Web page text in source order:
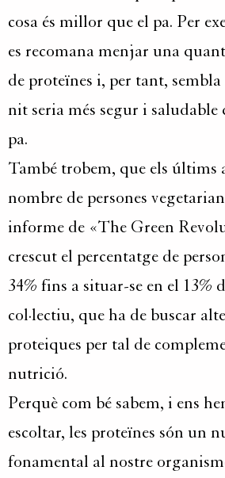
cosa és millor que el pa. Per
es recomana menjar una
de proteïnes i, per tant,
nit seria més segur i saludable
pa.
També trobem, que els últims
nombre de persones
informe de «The Green
crescut el percentatge de
34% fins a situar-se en el 13%
col·lectiu, que ha de buscar
proteiques per tal de
nutrició.
Perquè com bé sabem, i ens
escoltar, les proteïnes són un
fonamental al nostre